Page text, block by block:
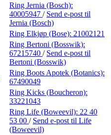
Ring Jernia (Bosch):
40005947 / Send e-post til
Jernia (Bosch)
Ring Elkjøp (Bose): 21002121
Ring Bertoni (Bosswik):
67215740 / Send e-post til
Bertoni (Bosswik)
Ring Boots Apotek (Botanics):
67490049
Ring Kicks (Boucheron):
33221043
Ring Life (Boweevil): 22 40
53 00 / Send e-post til Life
(Boweevil)